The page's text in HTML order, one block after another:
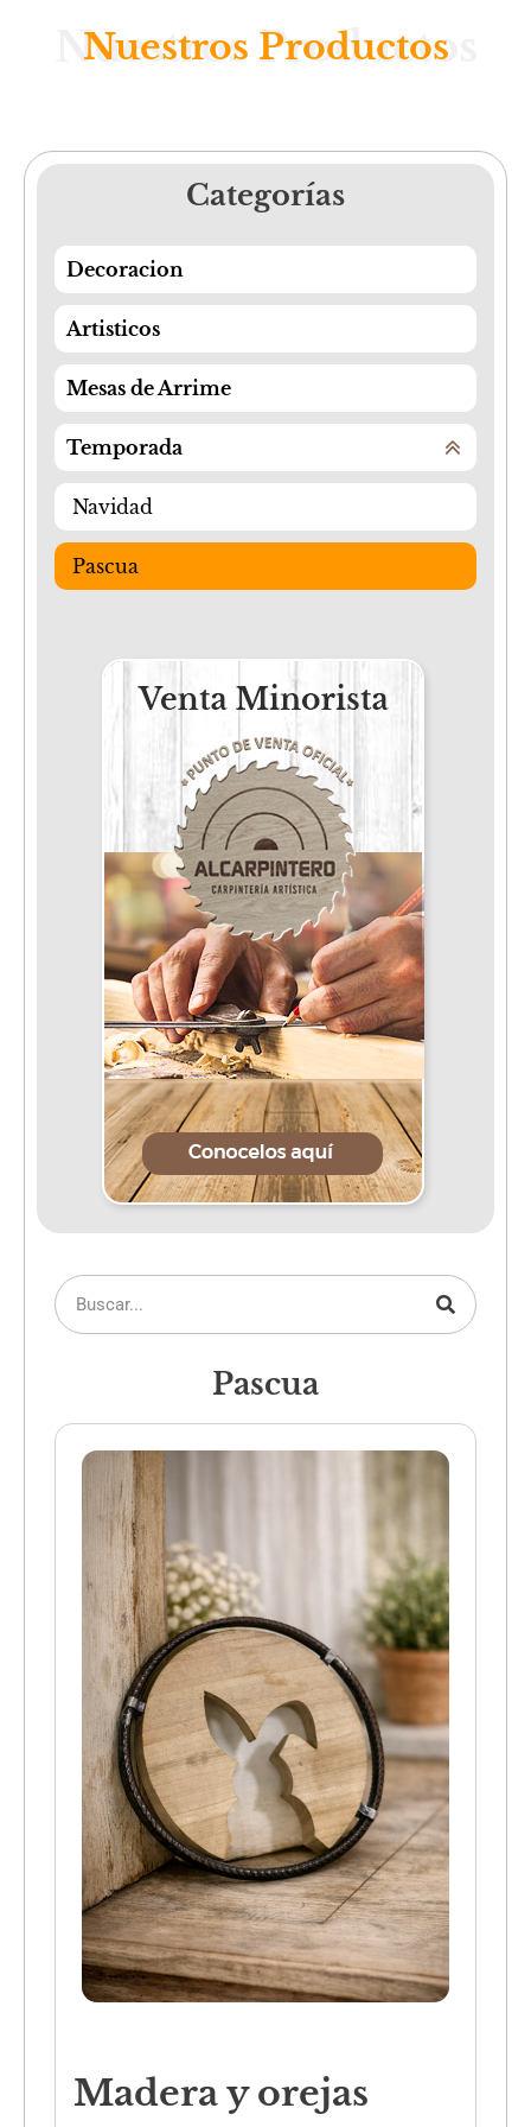
Nuestros Productos
Nuestros Productos
Categorías
Decoracion
Artisticos
Mesas de Arrime
Temporada
Navidad
Pascua
Pascua
Madera y orejas